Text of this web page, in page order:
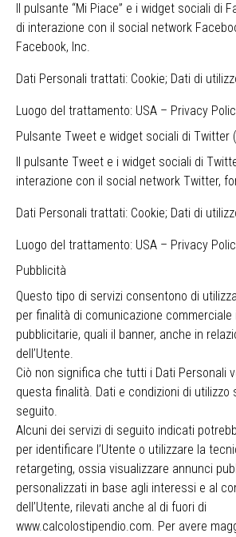
Il pulsante “Mi Piace” e i widget sociali di
di interazione con il social network
Facebook, Inc.
Dati Personali trattati: Cookie; Dati di
Luogo del trattamento: USA – Privacy
Pulsante Tweet e widget sociali di Twitter
Il pulsante Tweet e i widget sociali di
interazione con il social network Twitter,
Dati Personali trattati: Cookie; Dati di
Luogo del trattamento: USA – Privacy
Pubblicità
Questo tipo di servizi consentono di
per finalità di comunicazione
pubblicitarie, quali il banner, anche in
dell’Utente.
Ciò non significa che tutti i Dati Personali
questa finalità. Dati e condizioni di utilizzo
seguito.
Alcuni dei servizi di seguito indicati
per identificare l’Utente o utilizzare la
retargeting, ossia visualizzare annunci
personalizzati in base agli interessi e al
dell’Utente, rilevati anche al di fuori di
www.calcolostipendio.com. Per avere